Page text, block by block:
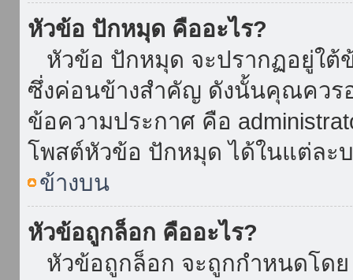
หัวข้อ ปักหมุด คืออะไร?
หัวข้อ ปักหมุด จะปรากฏอยู่ใต้
ซึ่งค่อนข้างสำคัญ ดังนั้นคุณควร
ข้อความประกาศ คือ
โพสต์หัวข้อ ปักหมุด ได้ในแต่ละ
ข้างบน
หัวข้อถูกล็อก คืออะไร?
หัวข้อถูกล็อก จะถูกกำหนดโดย